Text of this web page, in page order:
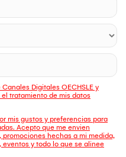
Digitales OECHSLE y
tratamiento de mis datos
mis gustos y preferencias para
Acepto que me envien
hechas a mi medida,
y todo lo que se alinee